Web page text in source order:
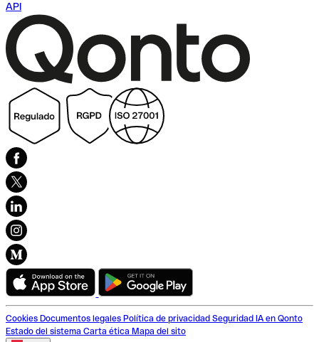
API
Cookies Documentos legales Política de privacidad Seguridad IA en Qonto
Estado del sistema Carta ética Mapa del sito